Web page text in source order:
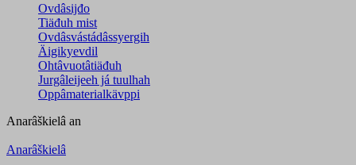
Ovdâsijđo
Tiäđuh mist
Ovdâsvástádâssyergih
Äigikyevdil
Ohtâvuotâtiäđuh
Jurgâleijeeh já tuulhah
Oppâmaterialkävppi
Anarâškielâ an
Anarâškielâ